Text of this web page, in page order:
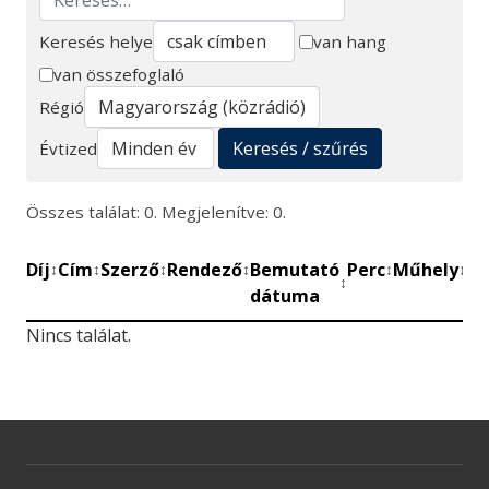
Keresés
Keresés helye
van hang
van összefoglaló
Régió
Évtized
Keresés / szűrés
Összes találat: 0. Megjelenítve: 0.
Díj↕Cím↕Szerző↕Rendező↕Bemutató
dátuma
↕
Perc↕Műhely↕
Nincs találat.